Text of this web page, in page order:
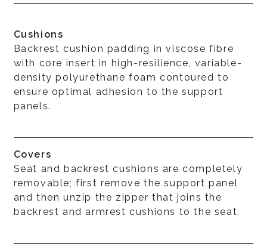
Cushions
Backrest cushion padding in viscose fibre
with core insert in high-resilience, variable-
density polyurethane foam contoured to
ensure optimal adhesion to the support
panels.
Covers
Seat and backrest cushions are completely
removable; first remove the support panel
and then unzip the zipper that joins the
backrest and armrest cushions to the seat.